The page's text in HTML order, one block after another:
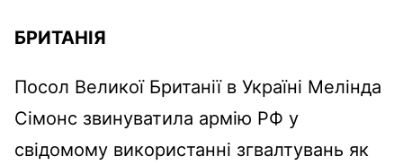
БРИТАНІЯ
Посол Великої Британії в Україні Мелінда
Сімонс звинуватила армію РФ у
свідомому використанні згвалтувань як